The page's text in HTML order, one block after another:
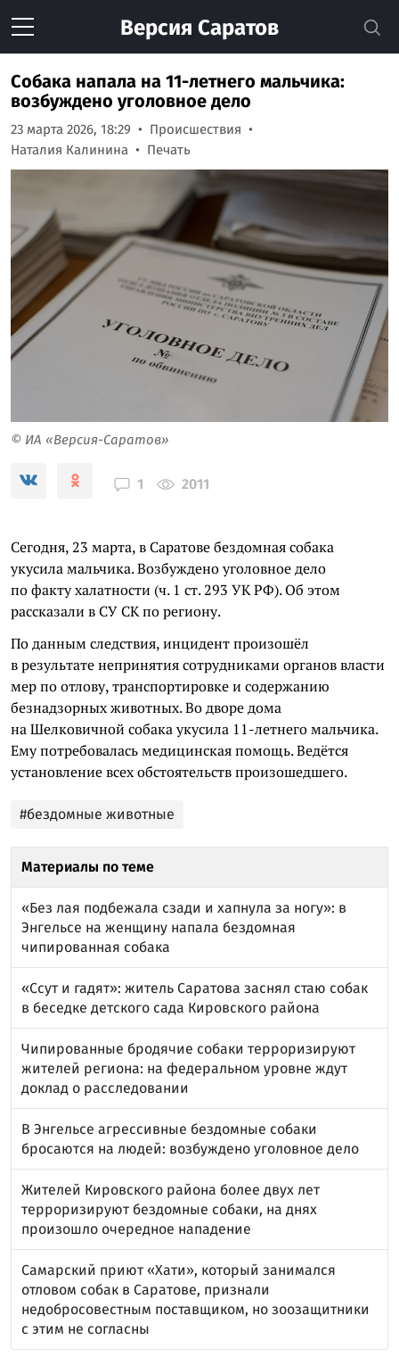
Версия Саратов
Собака напала на 11-летнего мальчика:
возбуждено уголовное дело
23 марта 2026, 18:29
Происшествия
Наталия Калинина
Печать
© ИА «Версия-Саратов»
1 2011
Сегодня, 23 марта, в Саратове бездомная собака
укусила мальчика. Возбуждено уголовное дело
по факту халатности (ч. 1 ст. 293 УК РФ). Об этом
рассказали в СУ СК по региону.
По данным следствия, инцидент произошёл
в результате непринятия сотрудниками органов власти
мер по отлову, транспортировке и содержанию
безнадзорных животных. Во дворе дома
на Шелковичной собака укусила 11-летнего мальчика.
Ему потребовалась медицинская помощь. Ведётся
установление всех обстоятельств произошедшего.
#бездомные животные
Материалы по теме
«Без лая подбежала сзади и хапнула за ногу»: в
Энгельсе на женщину напала бездомная
чипированная собака
«Ссут и гадят»: житель Саратова заснял стаю собак
в беседке детского сада Кировского района
Чипированные бродячие собаки терроризируют
жителей региона: на федеральном уровне ждут
доклад о расследовании
В Энгельсе агрессивные бездомные собаки
бросаются на людей: возбуждено уголовное дело
Жителей Кировского района более двух лет
терроризируют бездомные собаки, на днях
произошло очередное нападение
Самарский приют «Хати», который занимался
отловом собак в Саратове, признали
недобросовестным поставщиком, но зоозащитники
с этим не согласны